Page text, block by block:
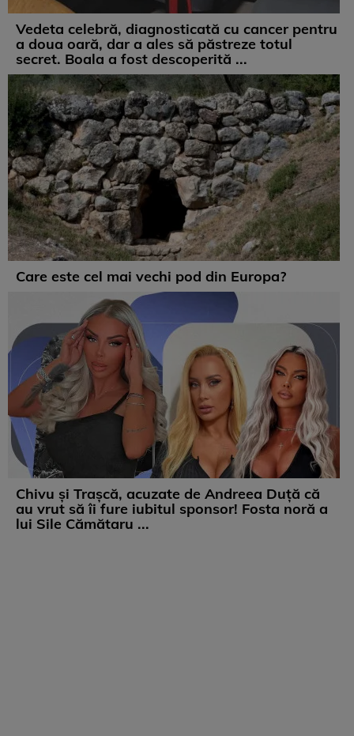
Vedeta celebră, diagnosticată cu cancer pentru
a doua oară, dar a ales să păstreze totul
secret. Boala a fost descoperită ...
Care este cel mai vechi pod din Europa?
Chivu și Trașcă, acuzate de Andreea Duță că
au vrut să îi fure iubitul sponsor! Fosta noră a
lui Sile Cămătaru ...